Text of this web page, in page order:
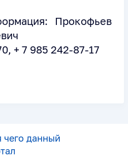
Прокофьев
+ 7 985 242-87-17
чего данный